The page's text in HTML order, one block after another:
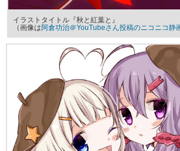
イラストタイトル『秋と紅葉と』
（画像は阿倉功治＠YouTubeさん投稿のニコニコ静